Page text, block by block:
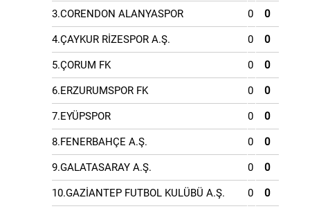
3.CORENDON ALANYASPOR 0 0
4.ÇAYKUR RİZESPOR A.Ş. 0 0
5.ÇORUM FK 0 0
6.ERZURUMSPOR FK 0 0
7.EYÜPSPOR 0 0
8.FENERBAHÇE A.Ş. 0 0
9.GALATASARAY A.Ş. 0 0
10.GAZİANTEP FUTBOL KULÜBÜ A.Ş. 0 0